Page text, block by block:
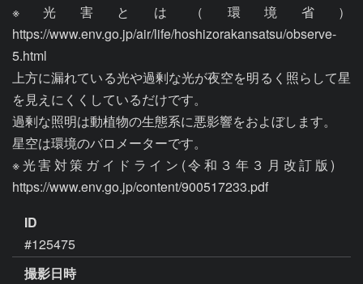
※光害とは（環境省）
https://www.env.go.jp/air/life/hoshizorakansatsu/observe-
5.html
上方に漏れている光や過剰な光が夜空を明るく照らして星
を見えにくくしているだけです。
過剰な照明は動植物の生態系に悪影響をおよぼします。
星空は環境のバロメーターです。
※光害対策ガイドライン(令和３年３月改訂版)
ID
#125475
撮影日時